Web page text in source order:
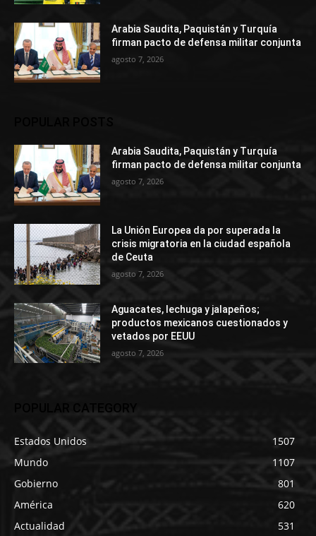
Arabia Saudita, Paquistán y Turquía
firman pacto de defensa militar conjunta
agosto 7, 2026
Arabia Saudita, Paquistán y Turquía
firman pacto de defensa militar conjunta
agosto 7, 2026
La Unión Europea da por superada la
crisis migratoria en la ciudad española
de Ceuta
agosto 7, 2026
Aguacates, lechuga y jalapeños;
productos mexicanos cuestionados y
vetados por EEUU
agosto 7, 2026
POPULAR CATEGORY
Estados Unidos
1507
Mundo
1107
Gobierno
801
América
620
Actualidad
531